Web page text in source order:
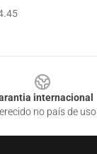
internacional
no país de uso